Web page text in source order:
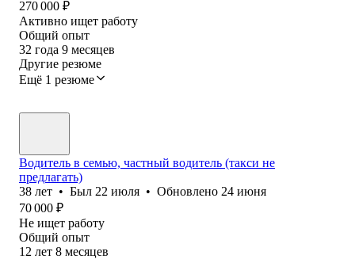
270 000 ₽
Активно ищет работу
Общий опыт
32 года 9 месяцев
Другие резюме
Ещё 1 резюме
Водитель в семью, частный водитель (такси не
предлагать)
38 лет • Был 22 июля • Обновлено 24 июня
70 000 ₽
Не ищет работу
Общий опыт
12 лет 8 месяцев